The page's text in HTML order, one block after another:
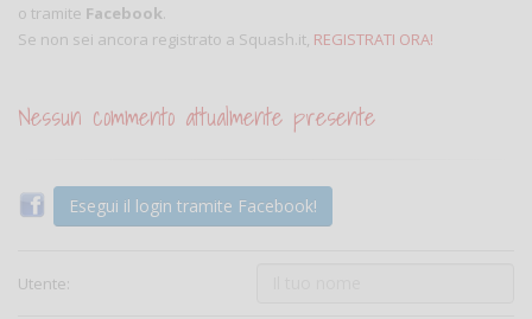
o tramite Facebook.
Se non sei ancora registrato a Squash.it, REGISTRATI ORA!
Nessun commento attualmente presente
Esegui il login tramite Facebook!
Utente: